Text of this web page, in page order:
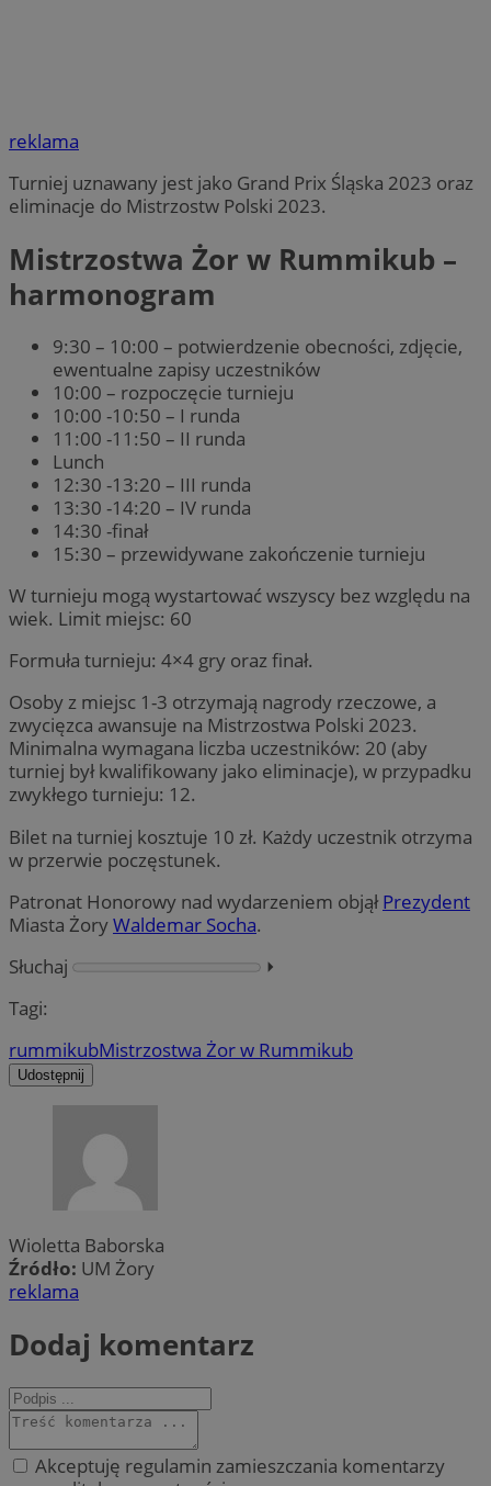
reklama
Turniej uznawany jest jako Grand Prix Śląska 2023 oraz
eliminacje do Mistrzostw Polski 2023.
Mistrzostwa Żor w Rummikub –
harmonogram
9:30 – 10:00 – potwierdzenie obecności, zdjęcie,
ewentualne zapisy uczestników
10:00 – rozpoczęcie turnieju
10:00 -10:50 – I runda
11:00 -11:50 – II runda
Lunch
12:30 -13:20 – III runda
13:30 -14:20 – IV runda
14:30 -finał
15:30 – przewidywane zakończenie turnieju
W turnieju mogą wystartować wszyscy bez względu na
wiek. Limit miejsc: 60
Formuła turnieju: 4×4 gry oraz finał.
Osoby z miejsc 1-3 otrzymają nagrody rzeczowe, a
zwycięzca awansuje na Mistrzostwa Polski 2023.
Minimalna wymagana liczba uczestników: 20 (aby
turniej był kwalifikowany jako eliminacje), w przypadku
zwykłego turnieju: 12.
Bilet na turniej kosztuje 10 zł. Każdy uczestnik otrzyma
w przerwie poczęstunek.
Patronat Honorowy nad wydarzeniem objąłPrezydent
Miasta ŻoryWaldemar Socha.
Słuchaj
⏵︎
Tagi:
rummikubMistrzostwa Żor w Rummikub
Udostępnij
Wioletta Baborska
Źródło: UM Żory
reklama
Dodaj komentarz
Akceptuję regulamin zamieszczania komentarzy